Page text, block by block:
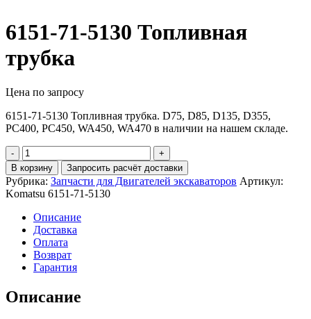
6151-71-5130 Топливная
трубка
Цена по запросу
6151-71-5130 Топливная трубка. D75, D85, D135, D355,
PC400, PC450, WA450, WA470 в наличии на нашем складе.
Количество
6151-
71-
5130
Топливная
трубка
В корзину Запросить расчёт доставки
Рубрика: Запчасти для Двигателей экскаваторов Артикул:
Komatsu 6151-71-5130
Описание
Доставка
Оплата
Возврат
Гарантия
Описание